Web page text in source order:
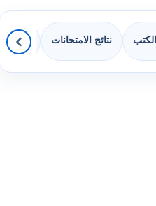
نتائج الامتحانات